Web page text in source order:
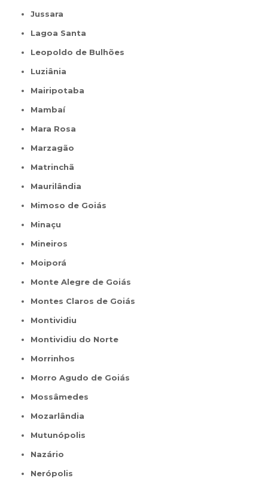
Jussara
Lagoa Santa
Leopoldo de Bulhões
Luziânia
Mairipotaba
Mambaí
Mara Rosa
Marzagão
Matrinchã
Maurilândia
Mimoso de Goiás
Minaçu
Mineiros
Moiporá
Monte Alegre de Goiás
Montes Claros de Goiás
Montividiu
Montividiu do Norte
Morrinhos
Morro Agudo de Goiás
Mossâmedes
Mozarlândia
Mutunópolis
Nazário
Nerópolis